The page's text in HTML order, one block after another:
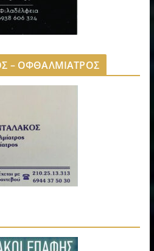
– ΟΦΘΑΛΜΙΑΤΡΟΣ